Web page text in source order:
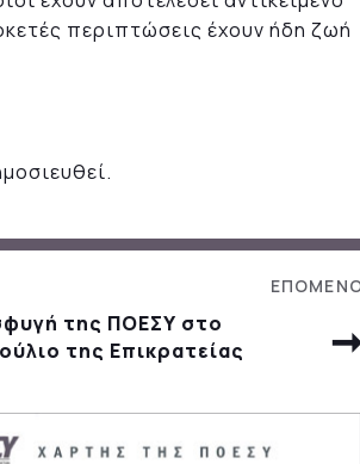
περιπτώσεις έχουν ήδη ζωή
της ΠΟΕΣΥ στο
της Επικρατείας